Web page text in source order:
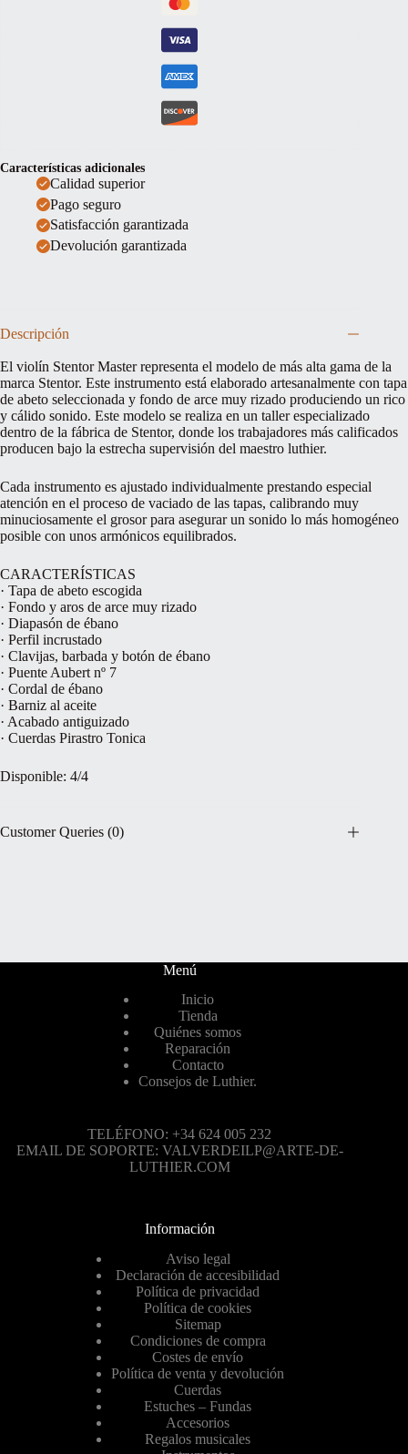
Características adicionales
Calidad superior
Pago seguro
Satisfacción garantizada
Devolución garantizada
Descripción
El violín Stentor Master representa el modelo de más alta gama de la
marca Stentor. Este instrumento está elaborado artesanalmente con tapa
de abeto seleccionada y fondo de arce muy rizado produciendo un rico
y cálido sonido. Este modelo se realiza en un taller especializado
dentro de la fábrica de Stentor, donde los trabajadores más calificados
producen bajo la estrecha supervisión del maestro luthier.
Cada instrumento es ajustado individualmente prestando especial
atención en el proceso de vaciado de las tapas, calibrando muy
minuciosamente el grosor para asegurar un sonido lo más homogéneo
posible con unos armónicos equilibrados.
CARACTERÍSTICAS
· Tapa de abeto escogida
· Fondo y aros de arce muy rizado
· Diapasón de ébano
· Perfil incrustado
· Clavijas, barbada y botón de ébano
· Puente Aubert nº 7
· Cordal de ébano
· Barniz al aceite
· Acabado antiguizado
· Cuerdas Pirastro Tonica
Disponible: 4/4
Customer Queries (0)
Menú
Inicio
Tienda
Quiénes somos
Reparación
Contacto
Consejos de Luthier.
TELÉFONO: +34 624 005 232
EMAIL DE SOPORTE: VALVERDEILP@ARTE-DE-
LUTHIER.COM
Información
Aviso legal
Declaración de accesibilidad
Política de privacidad
Política de cookies
Sitemap
Condiciones de compra
Costes de envío
Política de venta y devolución
Cuerdas
Estuches – Fundas
Accesorios
Regalos musicales